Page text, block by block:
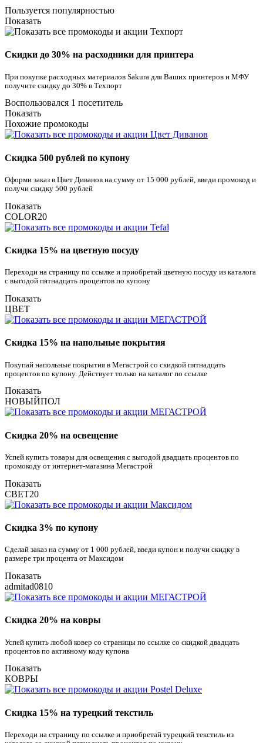
Пользуется популярностью
Показать
Скидки до 30% на расходники для принтера
При покупке расходных материалов Sakura для Ваших принтеров и МФУ
получите скидку до 30% в Техпорт
Воспользовался 1 посетитель
Показать
Похожие промокоды
Скидка 500 рублей по купону
Оформи заказ в Цвет Диванов на сумму от 15 000 рублей, введи промокод и
получи скидку 500 рублей
Показать
COLOR20
Скидка 15% на цветную посуду
Переходи на страницу по ссылке и приобретай цветную посуду из каталога
с выгодой пятнадцать процентов по купону
Показать
ЦВЕТ
Скидка 15% на напольные покрытия
Покупай напольные покрытия в Мегастрой со скидкой пятнадцать
процентов по купону. Действует только на каталог по ссылке
Показать
НОВЫЙПОЛ
Скидка 20% на освещение
Успей купить товары для освещения с выгодой двадцать процентов по
промокоду от интернет-магазина Мегастрой
Показать
СВЕТ20
Скидка 3% по купону
Сделай заказ на сумму от 1 000 рублей, введи купон и получи скидку в
размере три процента от Максидом
Показать
admitad0810
Скидка 20% на ковры
Успей купить любой ковер со страницы по ссылке со скидкой двадцать
процентов по активному коду купона
Показать
КОВРЫ
Скидка 15% на турецкий текстиль
Переходи на страницу по ссылке и приобретай турецкий текстиль из